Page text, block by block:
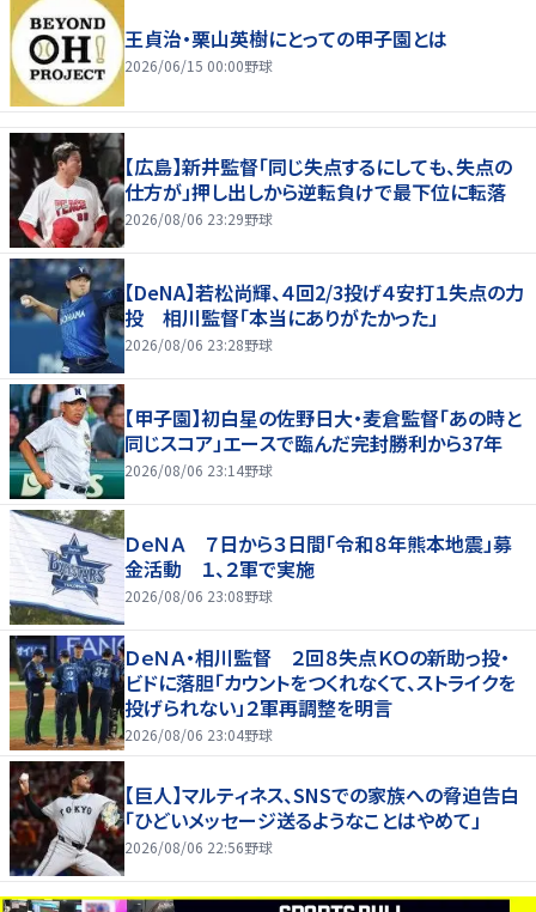
王貞治・栗山英樹にとっての甲子園とは
2026/06/15 00:00野球
【広島】新井監督「同じ失点するにしても、失点の
仕方が」押し出しから逆転負けで最下位に転落
2026/08/06 23:29野球
【DeNA】若松尚輝、４回2/3投げ４安打１失点の力
投 相川監督「本当にありがたかった」
2026/08/06 23:28野球
【甲子園】初白星の佐野日大・麦倉監督「あの時と
同じスコア」エースで臨んだ完封勝利から37年
2026/08/06 23:14野球
ＤｅＮＡ ７日から３日間「令和８年熊本地震」募
金活動 １、２軍で実施
2026/08/06 23:08野球
ＤｅＮＡ・相川監督 ２回８失点ＫＯの新助っ投・
ビドに落胆「カウントをつくれなくて、ストライクを
投げられない」２軍再調整を明言
2026/08/06 23:04野球
【巨人】マルティネス、SNSでの家族への脅迫告白
「ひどいメッセージ送るようなことはやめて」
2026/08/06 22:56野球